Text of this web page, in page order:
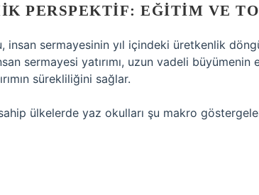
PERSPEKTIF: EĞITIM VE
insan sermayesinin yıl içindeki üretkenlik
sermayesi yatırımı, uzun vadeli
sürekliliğini sağlar.
ülkelerde yaz okulları şu makro